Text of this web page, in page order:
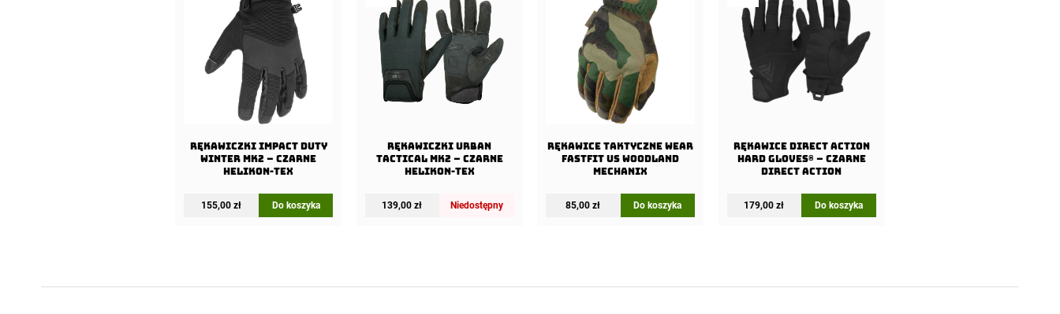
Rękawiczki Impact Duty
Winter Mk2 – Czarne
Helikon-Tex
155,00 zł Do koszyka
Rękawiczki Urban
Tactical Mk2 – Czarne
Helikon-Tex
139,00zł Niedostępny
Rękawice taktyczne Wear
FastFit US Woodland
Mechanix
85,00zł Do koszyka
Rękawice Direct Action
Hard Gloves® – Czarne
Direct Action
179,00zł Do koszyka